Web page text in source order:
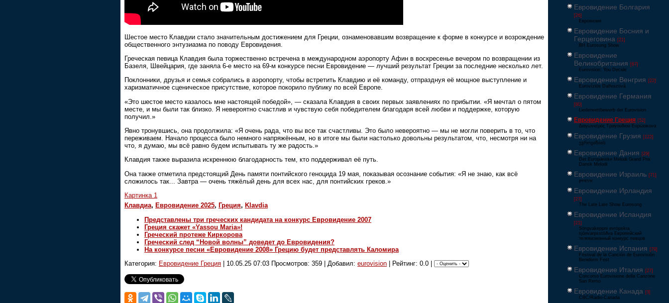
Шестое место Клавдии стало значительным достижением для Греции, ознаменовавшим возвращение к форме в конкурсе и возрождение
общественного энтузиазма по поводу Евровидения.
Греческая певица Клавдия была торжественно встречена в международном аэропорту Афин в воскресенье вечером по возвращении из
Базеля, Швейцария, где заняла 6-е место на 69-м конкурсе песни Евровидение — лучший результат Греции за последние несколько лет.
Поклонники, друзья и семья собрались в аэропорту, чтобы встретить Клавдию и её команду, отпразднуя её мощное выступление и
харизматичное сценическое присутствие, которое покорило публику по всей Европе.
«Это шестое место казалось мне настоящей победой», — сказала Клавдия в своих первых заявлениях по прибытии. «Я мечтал о пятом
месте, и мы были так близко. Я невероятно счастлив и чувствую себя победителем благодаря всей любви и поддержке, которую
получил.»
Явно тронувшись, она продолжила: «Я очень рада, что вы все так счастливы. Это было невероятно — мы не могли поверить в то, что
переживаем. Начало процесса было немного напряжённым, но в итоге мы были настолько довольны результатом, что, несмотря ни на
что, я думаю, мы всё равно будем испытывать ту же радость.»
Клавдия также выразила искреннюю благодарность тем, кто поддерживал её путь.
Она также отметила предстоящий День памяти понтийского геноцида 19 мая, показывая осознание события: «Я не знаю, как всё
сложилось так... Завтра — очень тяжёлый день для всех нас, для понтийских греков.»
Картинка 1
Клавдиа, Евровидение 2025, Греция, Klavdia
Представлены три греческих кандидата на конкурс Евровидение 2007
Греция скажет «Yassou Maria»!
Греческий протеже Киркорова
Греческий след “Новой волны” доведет до Евровидения?
На конкурсе песни «Евровидение 2008» Грецию будет представлять Каломира
Категория: Евровидение Греция 10.05.25 07:03 Просмотров: 359 | Добавил: eurovision | Рейтинг: 0.0 |
Евровидение Болгария
[26]
Евровизия
Евровидение Босния и
Герцеговина [21]
BH Eurosong Show
Евровидение
Великобритания [67]
Eurovision: You Decide
Евровидение Венгрия [22]
Eurovíziós Dalfesztivá
Евровидение Германия
[80]
Liederwettbewerb der Eurovision
Евровидение Греция [52]
Διαγωνισμός Τραγουδιού Ευρώεικονα
Евровидение Грузия [122]
ევროვიზიის
Евровидение Дания [29]
Det Europæiske Melodi Grand Prix
Dansk Melodi
Евровидение Израиль [71]
‏אירוויזיון
Евровидение Ирландия
[27]
The Late Late Show Eurosong
Евровидение Исландия
[21]
Söngvakeppni evrópskra
sjónvarpsstöðva Европейский
телевизионный конкурс певцов
Евровидение Испания [79]
Festival de la Canción de Eurovisión
Benidorm Fest
Евровидение Италия [27]
Concorso Eurovisione della Canzone
San Remo
Евровидение Канада [3]
CBC/Radio-Canada